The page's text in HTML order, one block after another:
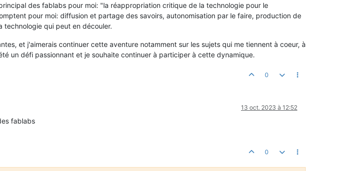
des fablabs pour moi: "la réappropriation critique de la technologie pour le
pour moi: diffusion et partage des savoirs, autonomisation par le faire, production de
technologie qui peut en découler.
et j'aimerais continuer cette aventure notamment sur les sujets qui me tiennent à coeur, à
un défi passionnant et je souhaite continuer à participer à cette dynamique.
0
13 oct. 2023 à 12:52
fablabs
0